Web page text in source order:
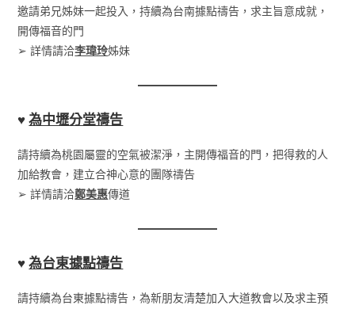
邀請弟兄姊妹一起投入，持續為台南據點禱告，求主旨意成就，
開傳福音的門
➢ 詳情請洽李瑋玲姊妹
♥為中壢分堂禱告
請持續為桃園屬靈的空氣被潔淨，主開傳福音的門，把得救的人
加給教會，建立合神心意的團隊禱告
➢ 詳情請洽鄭美惠傳道
♥為台東據點禱告
請持續為台東據點禱告，為新朋友清楚加入大道教會以及求主預